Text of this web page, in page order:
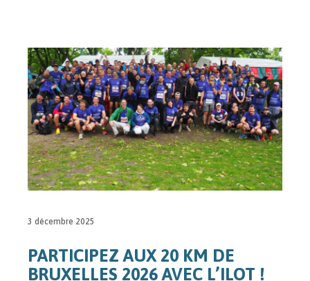
3 décembre 2025
PARTICIPEZ AUX 20 KM DE
BRUXELLES 2026 AVEC L’ILOT !